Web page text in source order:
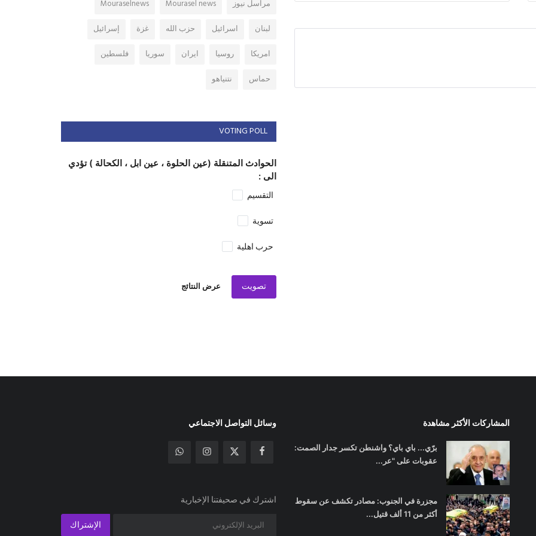
مراسل نيوز Mourasel news
Mouraselnews
لبنان
اسرائيل حزب الله غزة
إسرائيل
امريكا
روسيا ايران سوريا
فلسطين
حماس
نتنياهو
VOTING POLL
الحوادث المتنقلة (عين الحلوة ، عين ابل ، الكحالة ) تؤدي
الى :
التقسيم
تسوية
حرب اهلية
تصويت عرض النتائج
المشاركات الأكثر مشاهدة
برّي... باي باي؟ واشنطن تكسر جدار الصمت:
عقوبات على "عر...
مجزرة في الجنوب: مصادر تكشف عن سقوط
أكثر من 11 ألف قتيل...
وسائل التواصل الاجتماعي
اشترك في صحيفتنا الإخبارية
الإشتراك